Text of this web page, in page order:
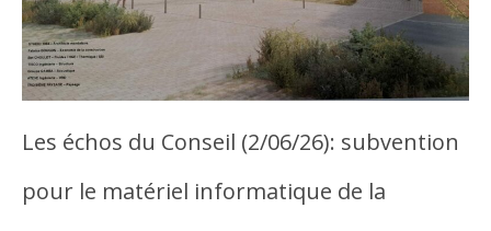
Les échos du Conseil (2/06/26): subvention
pour le matériel informatique de la